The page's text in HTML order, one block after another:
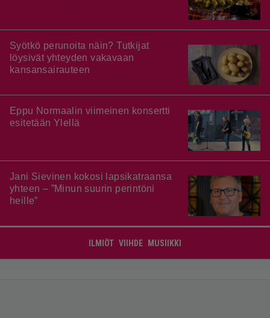
Syötkö perunoita näin? Tutkijat
löysivät yhteyden vakavaan
kansansairauteen
Eppu Normaalin viimeinen konsertti
esitetään Ylellä
Jani Sievinen kokosi lapsikatraansa
yhteen – ”Minun suurin perintöni
heille”
ILMIÖT VIIHDE MUSIIKKI